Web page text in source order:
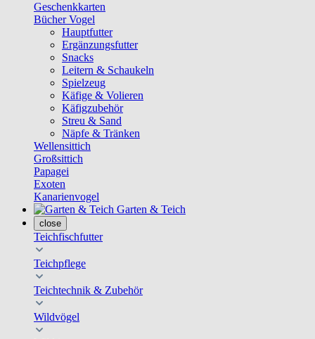
Geschenkkarten
Bücher Vogel
Hauptfutter
Ergänzungsfutter
Snacks
Leitern & Schaukeln
Spielzeug
Käfige & Volieren
Käfigzubehör
Streu & Sand
Näpfe & Tränken
Wellensittich
Großsittich
Papagei
Exoten
Kanarienvogel
Garten & Teich
close
Teichfischfutter
Teichpflege
Teichtechnik & Zubehör
Wildvögel